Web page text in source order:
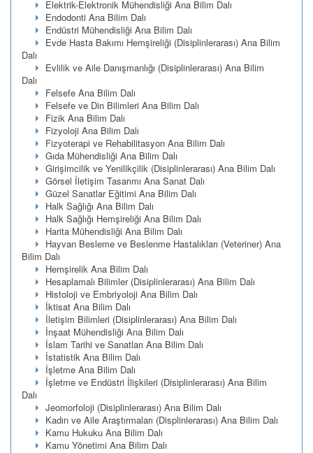
Elektrik-Elektronik Mühendisliği Ana Bilim Dalı
Endodonti Ana Bilim Dalı
Endüstri Mühendisliği Ana Bilim Dalı
Evde Hasta Bakımı Hemşireliği (Disiplinlerarası) Ana Bilim
Dalı
Evlilik ve Aile Danışmanlığı (Disiplinlerarası) Ana Bilim
Dalı
Felsefe Ana Bilim Dalı
Felsefe ve Din Bilimleri Ana Bilim Dalı
Fizik Ana Bilim Dalı
Fizyoloji Ana Bilim Dalı
Fizyoterapi ve Rehabilitasyon Ana Bilim Dalı
Gıda Mühendisliği Ana Bilim Dalı
Girişimcilik ve Yenilikçilik (Disiplinlerarası) Ana Bilim Dalı
Görsel İletişim Tasarımı Ana Sanat Dalı
Güzel Sanatlar Eğitimi Ana Bilim Dalı
Halk Sağlığı Ana Bilim Dalı
Halk Sağlığı Hemşireliği Ana Bilim Dalı
Harita Mühendisliği Ana Bilim Dalı
Hayvan Besleme ve Beslenme Hastalıkları (Veteriner) Ana
Bilim Dalı
Hemşirelik Ana Bilim Dalı
Hesaplamalı Bilimler (Disiplinlerarası) Ana Bilim Dalı
Histoloji ve Embriyoloji Ana Bilim Dalı
İktisat Ana Bilim Dalı
İletişim Bilimleri (Disiplinlerarası) Ana Bilim Dalı
İnşaat Mühendisliği Ana Bilim Dalı
İslam Tarihi ve Sanatları Ana Bilim Dalı
İstatistik Ana Bilim Dalı
İşletme Ana Bilim Dalı
İşletme ve Endüstri İlişkileri (Disiplinlerarası) Ana Bilim
Dalı
Jeomorfoloji (Disiplinlerarası) Ana Bilim Dalı
Kadın ve Aile Araştırmaları (Displinlerarası) Ana Bilim Dalı
Kamu Hukuku Ana Bilim Dalı
Kamu Yönetimi Ana Bilim Dalı